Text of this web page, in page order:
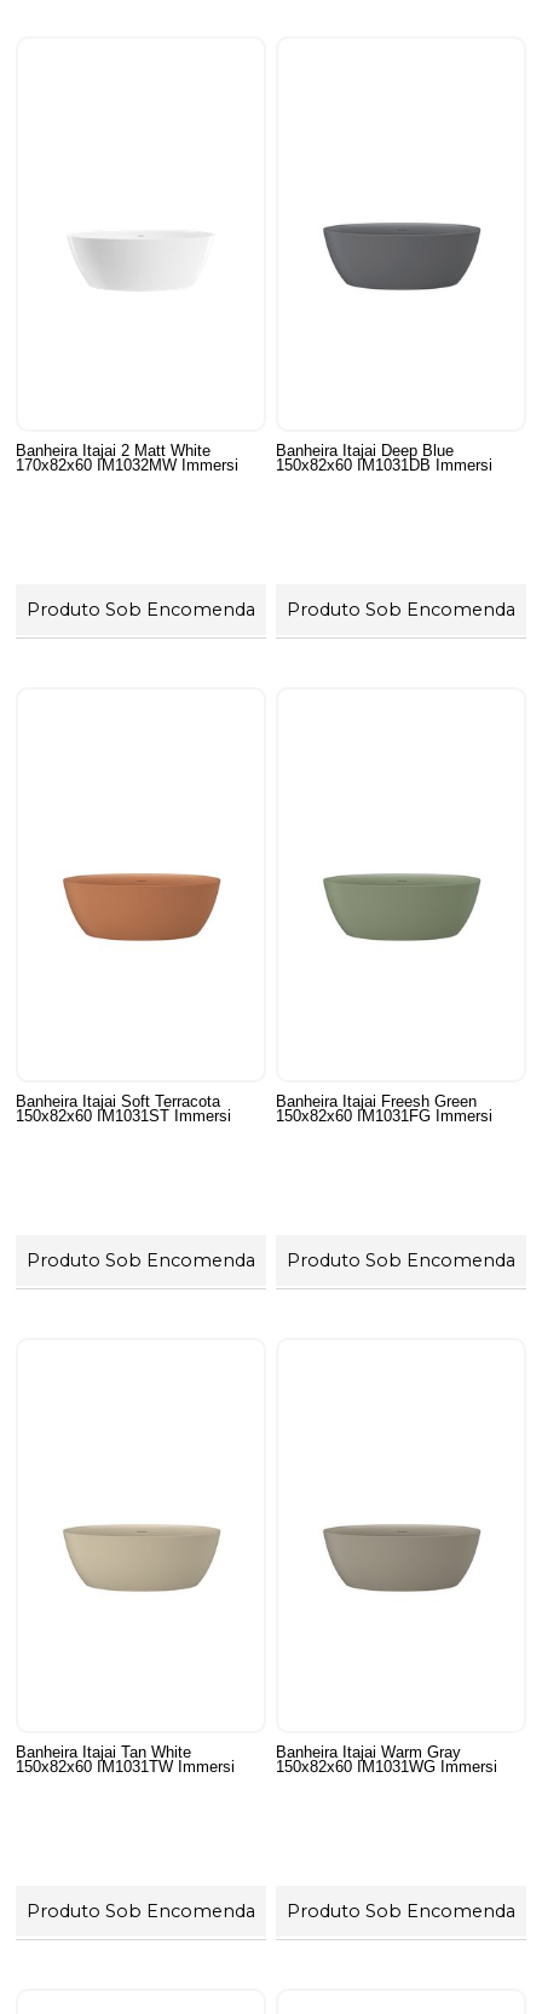
Banheira Itajai 2 Matt White
170x82x60 IM1032MW Immersi
Produto Sob Encomenda
Banheira Itajai Deep Blue
150x82x60 IM1031DB Immersi
Produto Sob Encomenda
Banheira Itajai Soft Terracota
150x82x60 IM1031ST Immersi
Produto Sob Encomenda
Banheira Itajai Freesh Green
150x82x60 IM1031FG Immersi
Produto Sob Encomenda
Banheira Itajai Tan White
150x82x60 IM1031TW Immersi
Produto Sob Encomenda
Banheira Itajai Warm Gray
150x82x60 IM1031WG Immersi
Produto Sob Encomenda